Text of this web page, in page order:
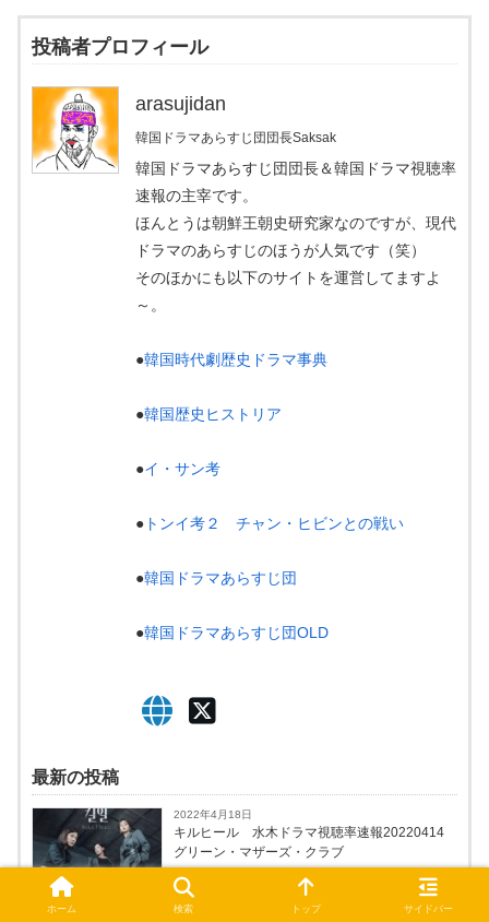
投稿者プロフィール
arasujidan
韓国ドラマあらすじ団団長Saksak
韓国ドラマあらすじ団団長＆韓国ドラマ視聴率
速報の主宰です。
ほんとうは朝鮮王朝史研究家なのですが、現代
ドラマのあらすじのほうが人気です（笑）
そのほかにも以下のサイトを運営してますよ
～。
●韓国時代劇歴史ドラマ事典
●韓国歴史ヒストリア
●イ・サン考
● トンイ考２ チャン・ヒビンとの戦い
●韓国ドラマあらすじ団
●韓国ドラマあらすじ団OLD
最新の投稿
2022年4月18日
キルヒール 水木ドラマ視聴率速報20220414
グリーン・マザーズ・クラブ
ホーム 検索 トップ サイドバー